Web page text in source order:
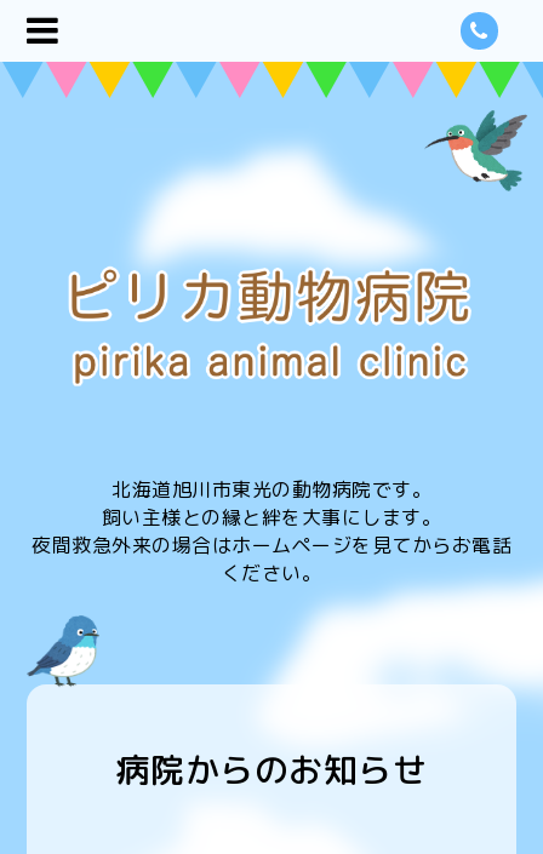
北海道旭川市東光の動物病院です。
飼い主様との縁と絆を大事にします。
夜間救急外来の場合はホームページを見てからお電話
ください。
病院からのお知らせ